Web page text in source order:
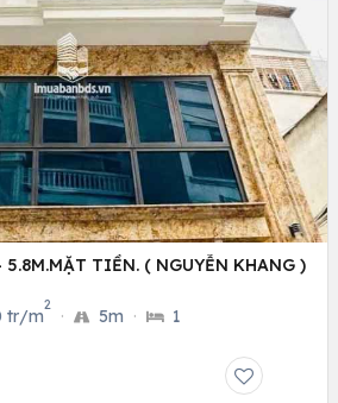
5.8M.MẶT TIỀN. ( NGUYỄN KHANG )
tr/m
2
· 5m · 1